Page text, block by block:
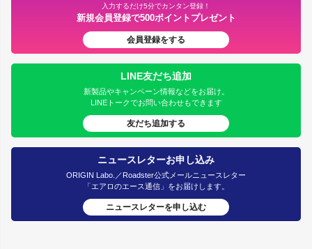
入力するだけ5分でカンタン登録！
新規会員登録で500ポイントプレゼント
会員登録をする
LINE友だち追加
新製品やキャンペーン情報などをお届け。
LINEトークでお問い合わせもできます
友だち追加する
ニュースレターお申し込み
ORIGIN Labo.／Roadster公式メールニュースレター
「エアロのエース通信」をお届けします。
ニュースレターを申し込む